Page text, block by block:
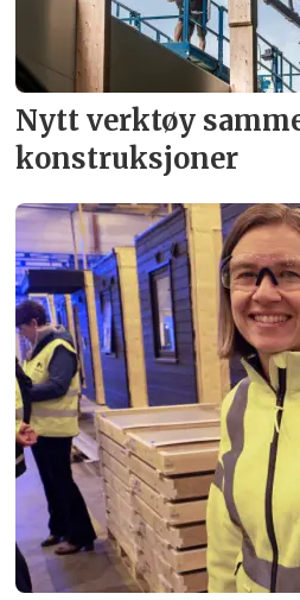
Nytt verktøy
konstruksjoner